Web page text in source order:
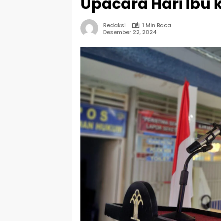
Redaksi
1 Min Baca
Desember 22, 2024